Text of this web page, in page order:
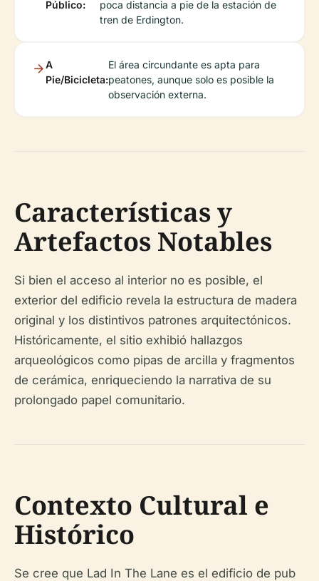
Público:
poca distancia a pie de la estación de
tren de Erdington.
A
Pie/Bicicleta:
El área circundante es apta para
peatones, aunque solo es posible la
observación externa.
Características y
Artefactos Notables
Si bien el acceso al interior no es posible, el
exterior del edificio revela la estructura de madera
original y los distintivos patrones arquitectónicos.
Históricamente, el sitio exhibió hallazgos
arqueológicos como pipas de arcilla y fragmentos
de cerámica, enriqueciendo la narrativa de su
prolongado papel comunitario.
Contexto Cultural e
Histórico
Se cree que Lad In The Lane es el edificio de pub